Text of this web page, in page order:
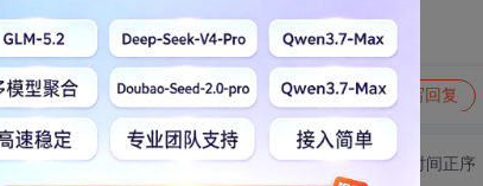
到动态 举报 写回复
切换为时间正序